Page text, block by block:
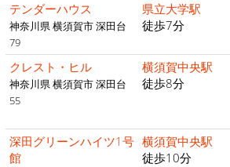
テンダーハウス
神奈川県 横須賀市 深田台
79
県立大学駅
徒歩7分
クレスト・ヒル
神奈川県 横須賀市 深田台
55
横須賀中央駅
徒歩8分
深田グリーンハイツ1号
館
横須賀中央駅
徒歩10分